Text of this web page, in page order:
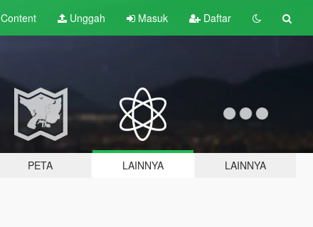
Content Unggah Masuk Daftar
PETA LAINNYA LAINNYA